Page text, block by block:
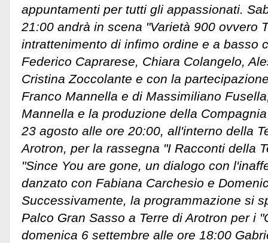
appuntamenti per tutti gli appassionati.
21:00 andrà in scena "Varietà 900 ovvero
intrattenimento di infimo ordine e a basso
Federico Caprarese, Chiara Colangelo,
Cristina Zoccolante e con la
Franco Mannella e di Massimiliano
Mannella e la produzione della
23 agosto alle ore 20:00, all'interno della
Arotron, per la rassegna "I Racconti della
"Since You are gone, un dialogo con
danzato con Fabiana Carchesio e
Successivamente, la programmazione si
Palco Gran Sasso a Terre di Arotron per i
domenica 6 settembre alle ore 18:00